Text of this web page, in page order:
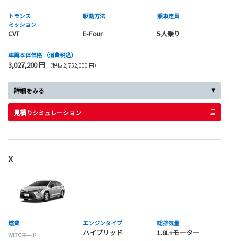
トランス
ミッション
CVT
駆動方法
E-Four
乗車定員
5人乗り
車両本体価格 （消費税込）
3,027,200 円 （税抜 2,752,000 円）
詳細をみる
見積りシミュレーション
X
燃費
WLTCモード
エンジンタイプ
ハイブリッド
総排気量
1.8L+モーター